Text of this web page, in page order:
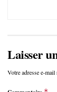
Laisser
Votre adresse e-mail